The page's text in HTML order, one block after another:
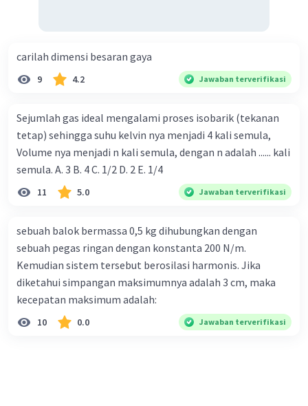
carilah dimensi besaran gaya
9 4.2 Jawaban terverifikasi
Sejumlah gas ideal mengalami proses isobarik (tekanan
tetap) sehingga suhu kelvin nya menjadi 4 kali semula,
Volume nya menjadi n kali semula, dengan n adalah ...... kali
semula. A. 3 B. 4 C. 1/2 D. 2 E. 1/4
11 5.0 Jawaban terverifikasi
sebuah balok bermassa 0,5 kg dihubungkan dengan
sebuah pegas ringan dengan konstanta 200 N/m.
Kemudian sistem tersebut berosilasi harmonis. Jika
diketahui simpangan maksimumnya adalah 3 cm, maka
kecepatan maksimum adalah:
10 0.0 Jawaban terverifikasi